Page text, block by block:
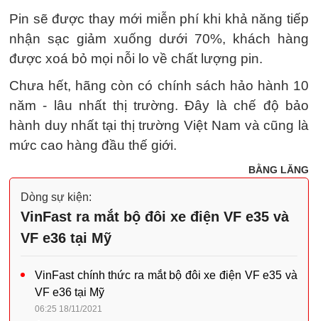
Pin sẽ được thay mới miễn phí khi khả năng tiếp
nhận sạc giảm xuống dưới 70%, khách hàng
được xoá bỏ mọi nỗi lo về chất lượng pin.
Chưa hết, hãng còn có chính sách hảo hành 10
năm - lâu nhất thị trường. Đây là chế độ bảo
hành duy nhất tại thị trường Việt Nam và cũng là
mức cao hàng đầu thế giới.
BẰNG LĂNG
Dòng sự kiện:
VinFast ra mắt bộ đôi xe điện VF e35 và
VF e36 tại Mỹ
VinFast chính thức ra mắt bộ đôi xe điện VF e35 và
VF e36 tại Mỹ
06:25 18/11/2021